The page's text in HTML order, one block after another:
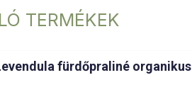
TERMÉKEK
fürdőpraliné organikus